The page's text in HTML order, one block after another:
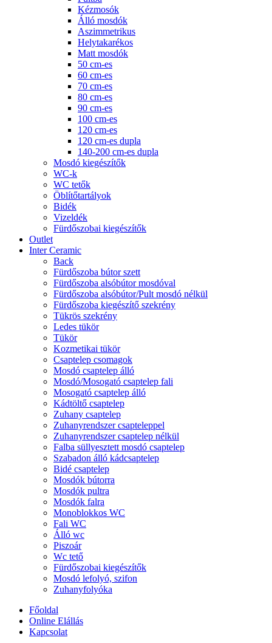
Kézmosók
Álló mosdók
Aszimmetrikus
Helytakarékos
Matt mosdók
50 cm-es
60 cm-es
70 cm-es
80 cm-es
90 cm-es
100 cm-es
120 cm-es
120 cm-es dupla
140-200 cm-es dupla
Mosdó kiegészítők
WC-k
WC tetők
Öblítőtartályok
Bidék
Vizeldék
Fürdőszobai kiegészítők
Outlet
Inter Ceramic
Back
Fürdőszoba bútor szett
Fürdőszoba alsóbútor mosdóval
Fürdőszoba alsóbútor/Pult mosdó nélkül
Fürdőszoba kiegészítő szekrény
Tükrös szekrény
Ledes tükör
Tükör
Kozmetikai tükör
Csaptelep csomagok
Mosdó csaptelep álló
Mosdó/Mosogató csaptelep fali
Mosogató csaptelep álló
Kádtöltő csaptelep
Zuhany csaptelep
Zuhanyrendszer csapteleppel
Zuhanyrendszer csaptelep nélkül
Falba süllyesztett mosdó csaptelep
Szabadon álló kádcsaptelep
Bidé csaptelep
Mosdók bútorra
Mosdók pultra
Mosdók falra
Monoblokkos WC
Fali WC
Álló wc
Piszoár
Wc tető
Fürdőszobai kiegészítők
Mosdó lefolyó, szifon
Zuhanyfolyóka
Főoldal
Online Elállás
Kapcsolat